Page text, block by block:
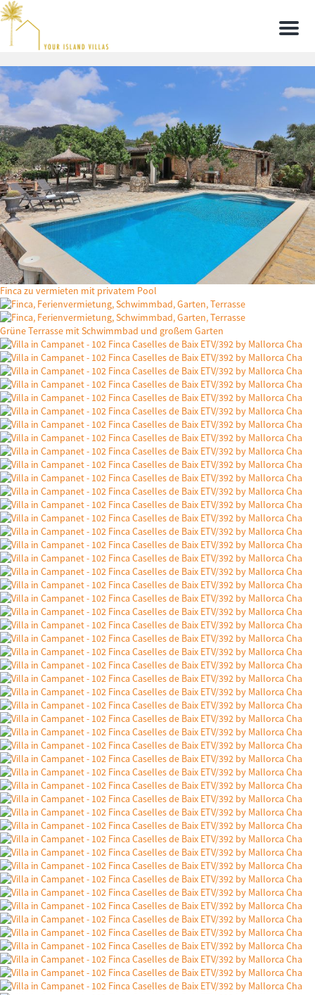
Menu
Finca zu vermieten mit privatem Pool
Grüne Terrasse mit Schwimmbad und großem Garten